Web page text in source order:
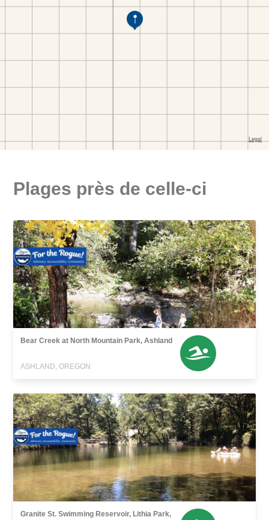
Plages près de celle-ci
Bear Creek at North Mountain Park, Ashland
ASHLAND, OREGON
Granite St. Swimming Reservoir, Lithia Park,